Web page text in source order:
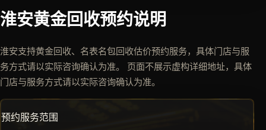
淮安黄金回收预约说明
淮安支持黄金回收、名表名包回收估价预约服务，具体门店与服
务方式请以实际咨询确认为准。 页面不展示虚构详细地址，具体
门店与服务方式请以实际咨询确认为准。
预约服务范围